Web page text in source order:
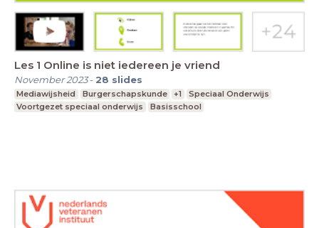
Les 1 Online is niet iedereen je vriend
November 2023- 28 slides
Mediawijsheid Burgerschapskunde +1
Speciaal Onderwijs
Voortgezet speciaal onderwijs
Basisschool